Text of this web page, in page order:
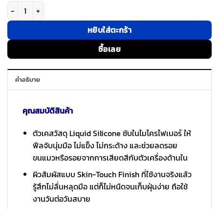
จำนวน WiWU รุ่น Skin Touch - เคส iPhone Air - สี Grey ชิ้น
หยิบใส่ตะกร้า
ซื้อเลย
คำอธิบาย
คุณสมบัติสินค้า
ตัวเคสวัสดุ Liquid Silicone ซับในไมโครไฟเบอร์ ให้
ฟีลจับนุ่มมือ ไม่แข็ง ไม่กระด้าง และช่วยลดรอย
ขนแมวหรือรอยจากการเสียดสีกับตัวเครื่องด้านใน
ผิวสัมผัสแบบ Skin-Touch Finish ที่ใช้งานจริงแล้ว
รู้สึกไม่ลื่นหลุดมือ แต่ก็ไม่หนืดจนเก็บฝุ่นง่าย ถือใช้
งานวันต่อวันสบาย